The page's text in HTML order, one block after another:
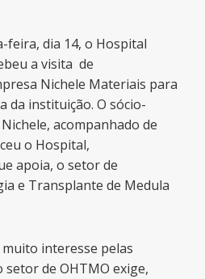
feira, dia 14, o Hospital
a visita de
Nichele Materiais para
da instituição. O sócio-
acompanhado de
o Hospital,
apoia, o setor de
e Transplante de Medula
interesse pelas
de OHTMO exige,